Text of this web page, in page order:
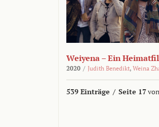
Weiyena – Ein
2020 / Judith Benedikt, Weina
539 Einträge / Seite 17